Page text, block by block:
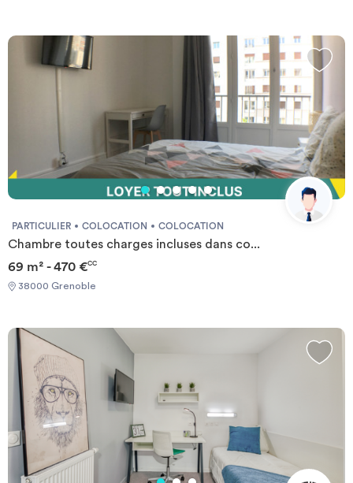
PARTICULIER COLOCATION COLOCATION
Chambre toutes charges incluses dans co...
69 m² - 470 €CC
38000 Grenoble